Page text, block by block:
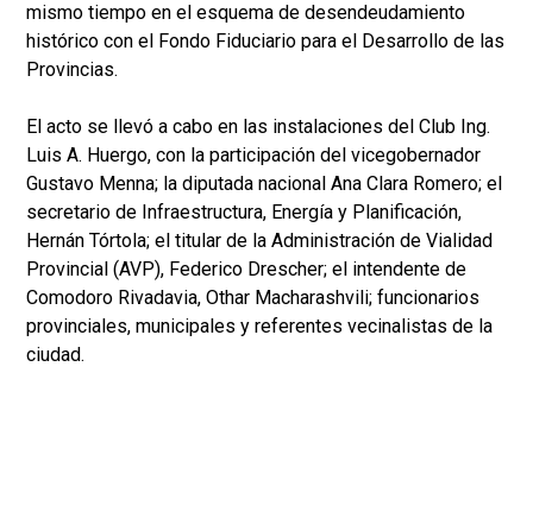
mismo tiempo en el esquema de desendeudamiento
histórico con el Fondo Fiduciario para el Desarrollo de las
Provincias.
El acto se llevó a cabo en las instalaciones del Club Ing.
Luis A. Huergo, con la participación del vicegobernador
Gustavo Menna; la diputada nacional Ana Clara Romero; el
secretario de Infraestructura, Energía y Planificación,
Hernán Tórtola; el titular de la Administración de Vialidad
Provincial (AVP), Federico Drescher; el intendente de
Comodoro Rivadavia, Othar Macharashvili; funcionarios
provinciales, municipales y referentes vecinalistas de la
ciudad.